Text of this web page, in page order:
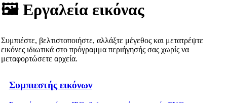
🖼️Εργαλεία εικόνας
Συμπιέστε, βελτιστοποιήστε, αλλάξτε μέγεθος και μετατρέψτε
εικόνες ιδιωτικά στο πρόγραμμα περιήγησής σας χωρίς να
μεταφορτώσετε αρχεία.
Συμπιεστής εικόνων